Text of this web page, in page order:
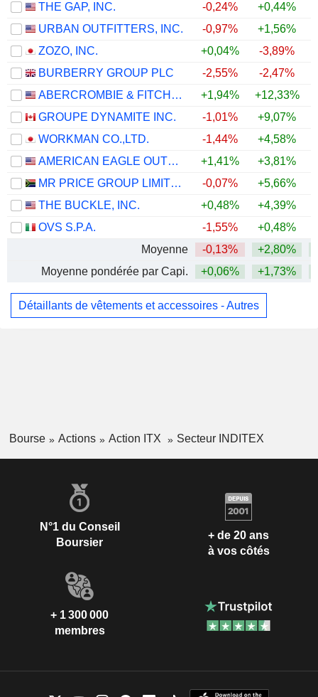
THE GAP, INC.
-0,24% +0,44%
URBAN OUTFITTERS, INC.
-0,97% +1,56%
ZOZO, INC.
+0,04% -3,89%
BURBERRY GROUP PLC
-2,55% -2,47%
ABERCROMBIE & FITCH CO.
+1,94% +12,33%
GROUPE DYNAMITE INC.
-1,01% +9,07%
WORKMAN CO.,LTD.
-1,44% +4,58%
AMERICAN EAGLE OUTFITTERS, INC.
+1,41% +3,81%
MR PRICE GROUP LIMITED
-0,07% +5,66%
THE BUCKLE, INC.
+0,48% +4,39%
OVS S.P.A.
-1,55% +0,48%
Moyenne
-0,13% +2,80%
Moyenne pondérée par Capi.
+0,06% +1,73%
Détaillants de vêtements et accessoires - Autres
Bourse Actions Action ITX Secteur INDITEX
N°1 du Conseil
Boursier
+ de 20 ans
à vos côtés
+ 1 300 000
membres